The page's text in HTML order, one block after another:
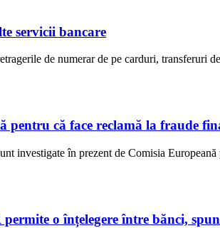
servicii bancare
de numerar de pe carduri, transferuri
pentru că face reclamă la fraude
investigate în prezent de Comisia
o înțelegere între bănci,